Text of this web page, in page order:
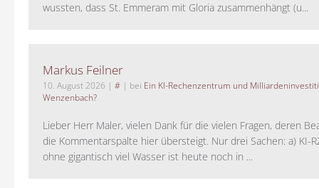
wussten, dass St. Emmeram mit Gloria zusammenhängt (u...
Markus Feilner
10. August 2026 | # | bei Ein KI-Rechenzentrum und
Wenzenbach?
Lieber Herr Maler, vielen Dank für die vielen Fragen, deren
die Kommentarspalte hier übersteigt. Nur drei Sachen: a) KI-
ohne gigantisch viel Wasser ist heute noch in ...